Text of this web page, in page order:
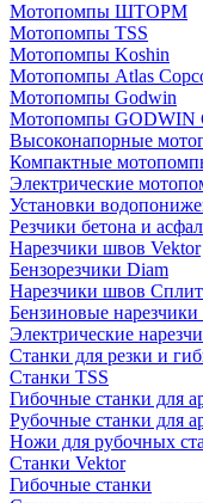
Мотопомпы ШТОРМ
Мотопомпы TSS
Мотопомпы Koshin
Мотопомпы Atlas
Мотопомпы Godwin
Мотопомпы GODWIN
Высоконапорные
Компактные
Электрические
Установки
Резчики бетона и
Нарезчики швов Vektor
Бензорезчики Diam
Нарезчики швов
Бензиновые
Электрические
Станки для резки и
Станки TSS
Гибочные станки для
Рубочные станки для
Ножи для рубочных
Станки Vektor
Гибочные станки